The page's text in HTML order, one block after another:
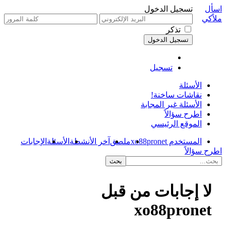
تسجيل الدخول
تذكر
تسجيل
اسأل
ملاًكي
الأسئلة
نقاشات ساخنة!
الأسئلة غير المجابة
اطرح سؤالاً
الموقع الرئيسي
المستخدم xo88pronet ملصق آخر الأنشطة الأسئلة الإجابات
اطرح سؤالاً
لا إجابات من قبل
xo88pronet